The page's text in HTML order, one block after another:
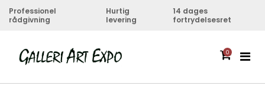
Professionel
rådgivning
Hurtig
levering
14 dages
fortrydelsesret
0